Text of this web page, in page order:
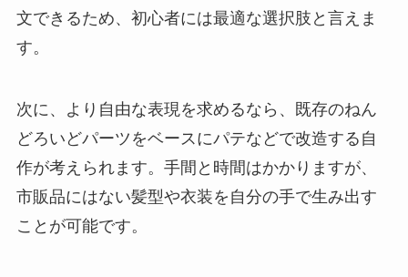
文できるため、初心者には最適な選択肢と言えま
す。
次に、より自由な表現を求めるなら、既存のねん
どろいどパーツをベースにパテなどで改造する自
作が考えられます。手間と時間はかかりますが、
市販品にはない髪型や衣装を自分の手で生み出す
ことが可能です。